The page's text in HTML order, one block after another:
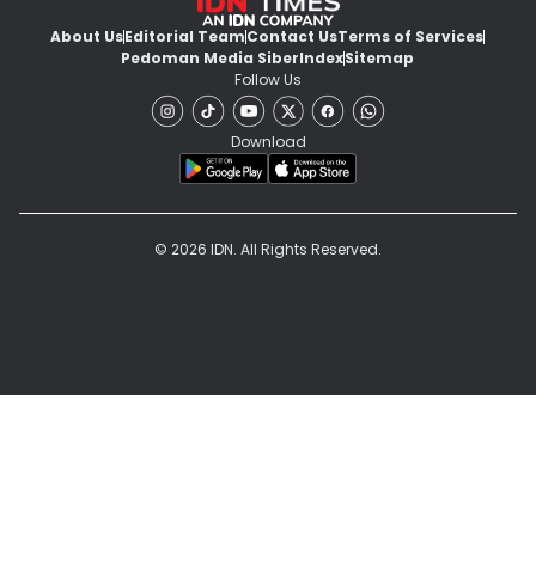
About UsEditorial TeamContact UsTerms of Services
Pedoman Media SiberIndexSitemap
Follow Us
Download
© 2026 IDN. All Rights Reserved.